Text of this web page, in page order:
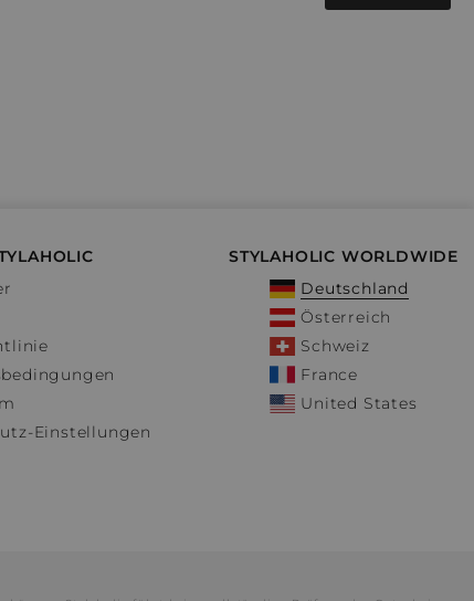
Einstellungen
STYLAHOLIC WORLDWIDE
Deutschland
Österreich
Schweiz
France
United States